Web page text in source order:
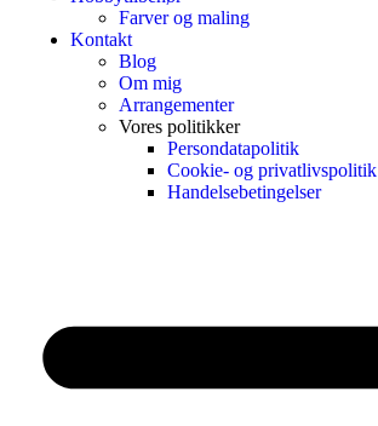
Farver og maling
Kontakt
Blog
Om mig
Arrangementer
Vores politikker
Persondatapolitik
Cookie- og privatlivspolitik
Handelsebetingelser